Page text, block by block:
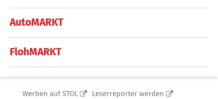
AutoMARKT
FlohMARKT
Werben auf STOL
Leserreporter werden